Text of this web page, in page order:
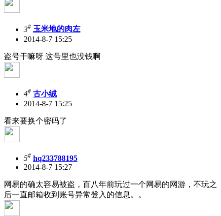
3# 玉米地的肉左
2014-8-7 15:25
盗号干嘛呀 这号里也没钱啊
4# 古小绒
2014-8-7 15:25
看来要换个密码了
5# hq233788195
2014-8-7 15:27
网易的确太容易被盗，百八年前玩过一个网易的网游，不玩之
后一直邮箱收到账号异常登入的信息。。